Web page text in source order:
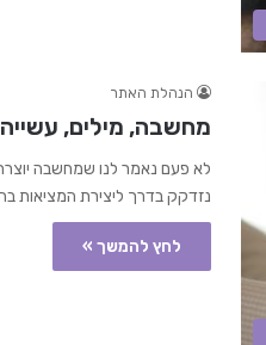
הנהלת האתר
מחשבה, מילים,
לא פעם נאמר לנו שמחשבה
נזדקק בדרך ליצירת המציאות בה
לחץ להמשך »